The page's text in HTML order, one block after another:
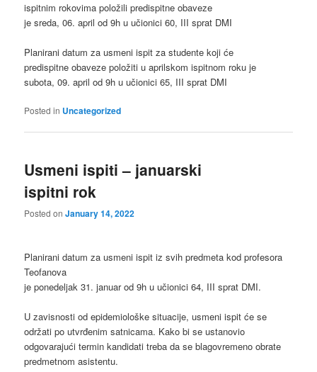
ispitnim rokovima položili predispitne obaveze
je sreda, 06. april od 9h u učionici 60, III sprat DMI
Planirani datum za usmeni ispit za studente koji će
predispitne obaveze položiti u aprilskom ispitnom roku je
subota, 09. april od 9h u učionici 65, III sprat DMI
Posted in Uncategorized
Usmeni ispiti – januarski
ispitni rok
Posted onJanuary 14, 2022
Planirani datum za usmeni ispit iz svih predmeta kod profesora
Teofanova
je ponedeljak 31. januar od 9h u učionici 64, III sprat DMI.
U zavisnosti od epidemiološke situacije, usmeni ispit će se
održati po utvrđenim satnicama. Kako bi se ustanovio
odgovarajući termin kandidati treba da se blagovremeno obrate
predmetnom asistentu.